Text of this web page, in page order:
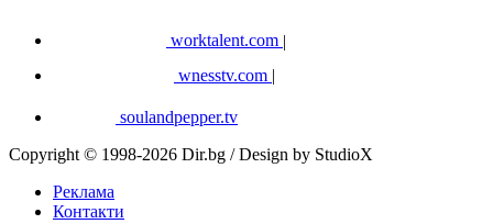
worktalent.com |
wnesstv.com |
soulandpepper.tv
Copyright © 1998-2026 Dir.bg / Design by StudioX
Реклама
Контакти